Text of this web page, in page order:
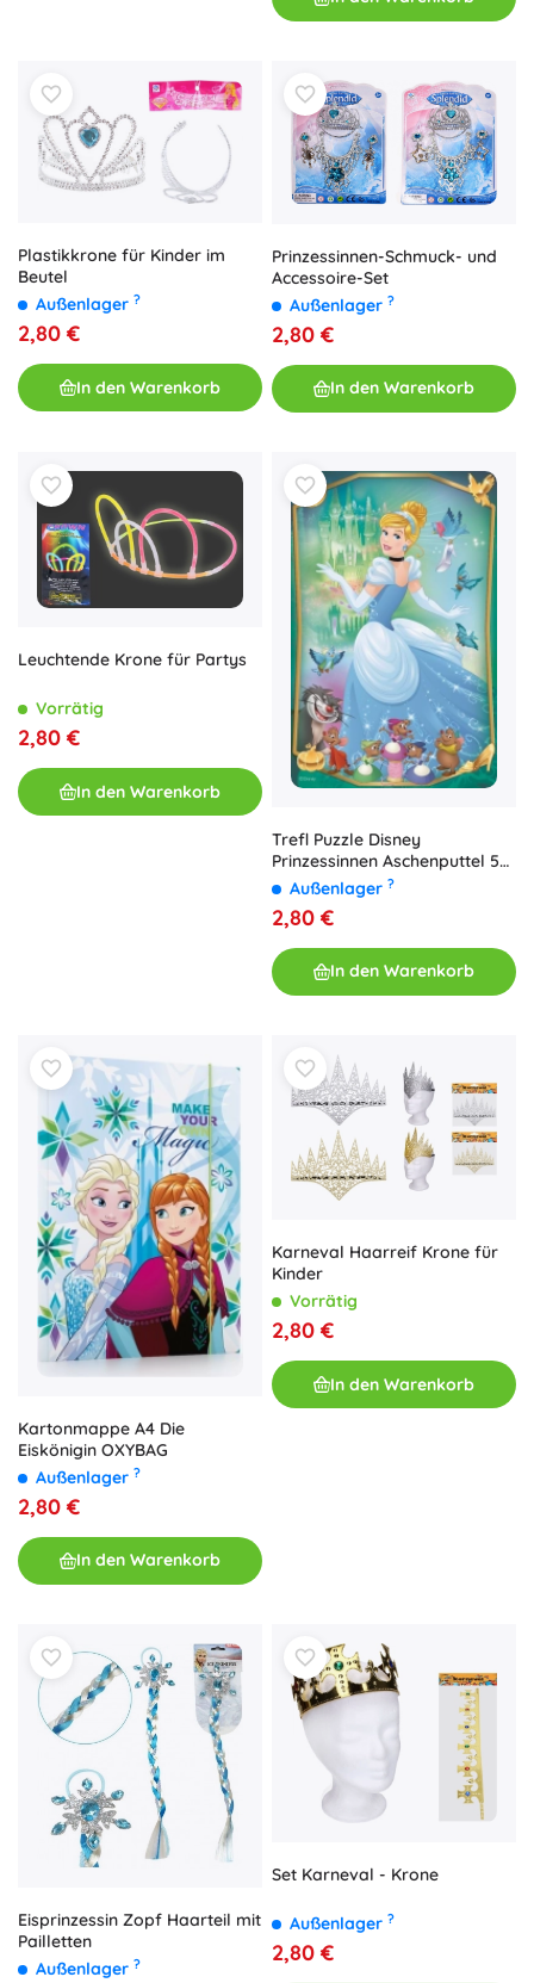
Plastikkrone für Kinder im
Beutel
Außenlager ?
2,80 €
In den Warenkorb
Prinzessinnen-Schmuck- und
Accessoire-Set
Außenlager ?
2,80 €
In den Warenkorb
Leuchtende Krone für Partys
Vorrätig
2,80 €
In den Warenkorb
Trefl Puzzle Disney
Prinzessinnen Aschenputtel 54
TeileAußenlager ?
2,80 €
In den Warenkorb
Kartonmappe A4 Die
Eiskönigin OXYBAG
Außenlager ?
2,80 €
In den Warenkorb
Karneval Haarreif Krone für
Kinder
Vorrätig
2,80 €
In den Warenkorb
Eisprinzessin Zopf Haarteil mit
Pailletten
Außenlager ?
Set Karneval - Krone
Außenlager ?
2,80 €